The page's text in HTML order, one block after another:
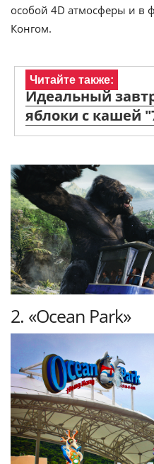
особой 4D атмосферы и в
Конгом.
Читайте также:
Идеальный
яблоки с кашей
2. «Ocean Park»